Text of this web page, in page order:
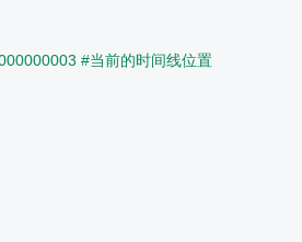
#当前的时间线位置